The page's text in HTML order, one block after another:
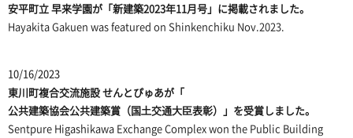
安平町立 早来学園が「新建築2023年11月号」に掲載されました。
Hayakita Gakuen was featured on Shinkenchiku Nov.2023.
10/16/2023
東川町複合交流施設 せんとぴゅあが「
公共建築協会公共建築賞（国⼟交通⼤⾂表彰） 」を受賞しました。
Sentpure Higashikawa Exchange Complex won the Public Building